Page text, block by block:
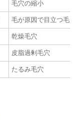
毛穴の縮小
毛が原因で目立つ毛穴
乾燥毛穴
皮脂過剰毛穴
たるみ毛穴